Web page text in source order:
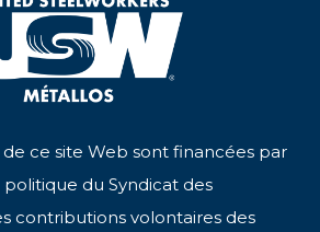
ce site Web sont financées par
politique du Syndicat des
contributions volontaires des